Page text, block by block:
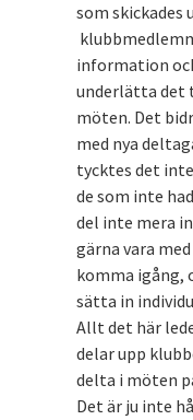
som skickades
information
underlätta det
möten. Det
med nya
tycktes det
de som inte
del inte mera
gärna vara
komma igång,
sätta in
Allt det här
delar upp
delta i möten
Det är ju inte